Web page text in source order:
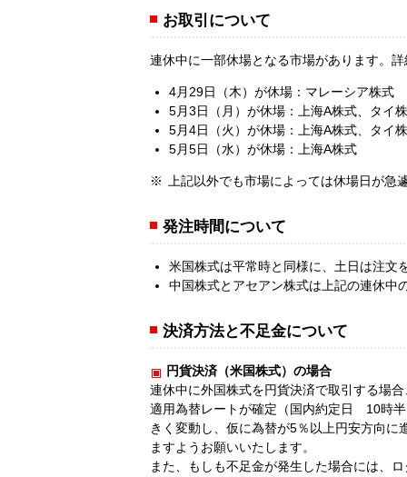
お取引について
連休中に一部休場となる市場があります。詳
4月29日（木）が休場：マレーシア株式
5月3日（月）が休場：上海A株式、タイ
5月4日（火）が休場：上海A株式、タイ
5月5日（水）が休場：上海A株式
上記以外でも市場によっては休場日が急
発注時間について
米国株式は平常時と同様に、土日は注文
中国株式とアセアン株式は上記の連休中
決済方法と不足金について
円貨決済（米国株式）の場合
連休中に外国株式を円貨決済で取引する場
適用為替レートが確定（国内約定日 10時
きく変動し、仮に為替が5％以上円安方向
ますようお願いいたします。
また、もしも不足金が発生した場合には、